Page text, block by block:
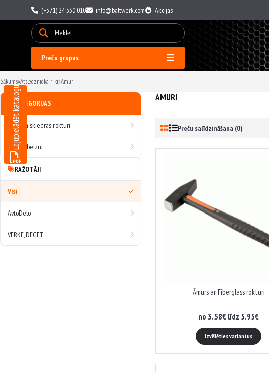
(+371) 24 330 010 info@baltwerk.com Akcijas
Preču grupas
Lejupielādēt katalogu
Sākums»Atsledznieka riki»Amuri
KATEGORIJAS
Ar stikla skiedras rokturi
Kvadratbelzni
RAŽOTĀJI
Visi
AvtoDelo
VERKE, DEGET
AMURI
Preču salīdzināšana (0)
Āmurs ar Fiberglass rokturi
no 3.58€ līdz 5.95€
Izvēlēties variantus